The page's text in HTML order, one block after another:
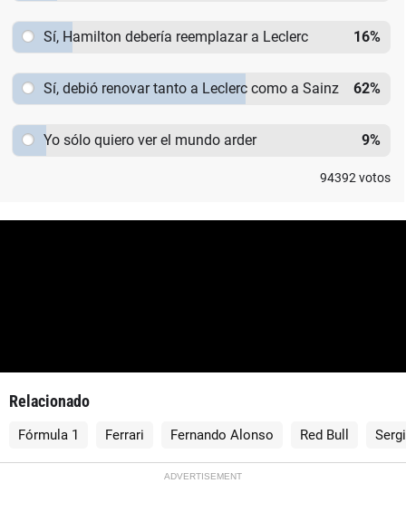
Sí, Hamilton debería reemplazar a Leclerc 16%
Sí, debió renovar tanto a Leclerc como a Sainz 62%
Yo sólo quiero ver el mundo arder 9%
94392 votos
Relacionado
Fórmula 1 Ferrari Fernando Alonso Red Bull
ADVERTISEMENT